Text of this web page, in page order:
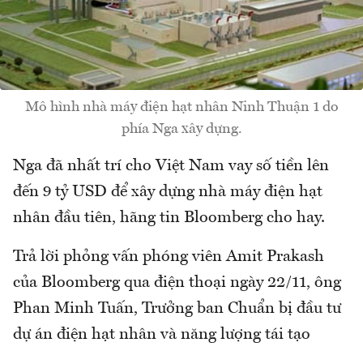
Mô hình nhà máy điện hạt nhân Ninh Thuận 1 do
phía Nga xây dựng.
Nga đã nhất trí cho Việt Nam vay số tiền lên
đến 9 tỷ USD để xây dựng nhà máy điện hạt
nhân đầu tiên, hãng tin Bloomberg cho hay.
Trả lời phỏng vấn phóng viên Amit Prakash
của Bloomberg qua điện thoại ngày 22/11, ông
Phan Minh Tuấn, Trưởng ban Chuẩn bị đầu tư
dự án điện hạt nhân và năng lượng tái tạo